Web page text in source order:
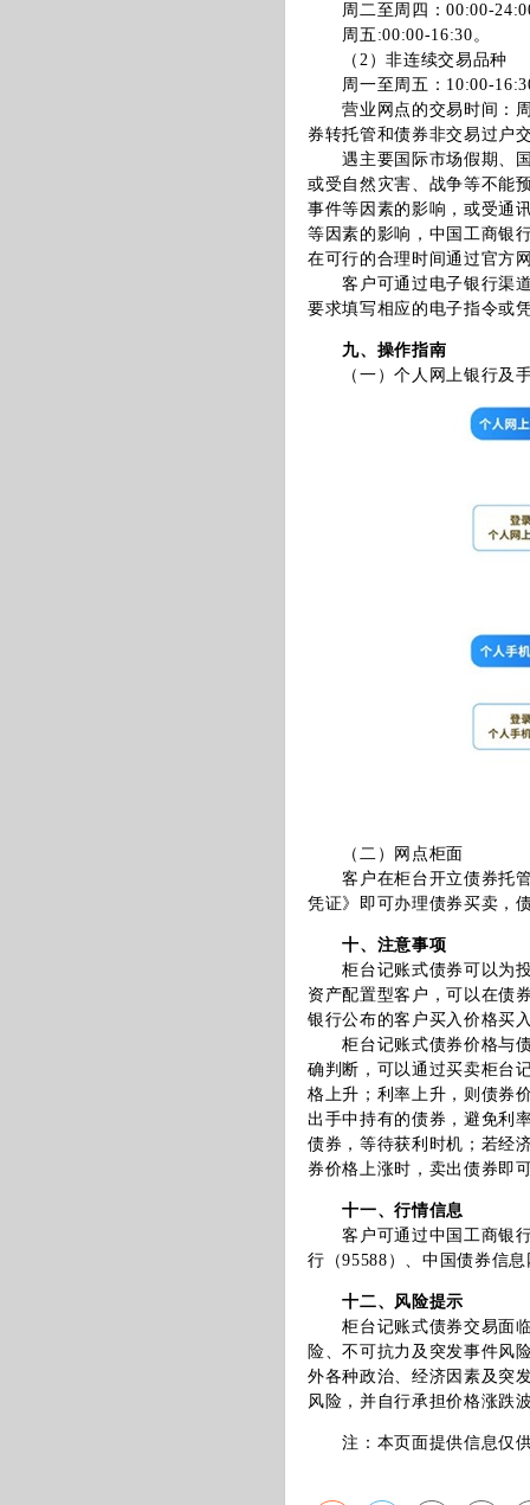
周二至周四：00:00-
周五:00:00-16:30。
（2）非连续交易品种
周一至周五：10:00-
营业网点的交易时间：周
券转托管和债券非交易过户
遇主要国际市场假期、国
或受自然灾害、战争等不能
事件等因素的影响，或受通
等因素的影响，中国工商银
在可行的合理时间通过官方
客户可通过电子银行渠道
要求填写相应的电子指令或
九、操作指南
（一）个人网上银行及
（二）网点柜面
客户在柜台开立债券托管
凭证》即可办理债券买卖，
十、注意事项
柜台记账式债券可以为投
资产配置型客户，可以在债
银行公布的客户买入价格买
柜台记账式债券价格与债
确判断，可以通过买卖柜台
格上升；利率上升，则债券
出手中持有的债券，避免利
债券，等待获利时机；若经
券价格上涨时，卖出债券即
十一、行情信息
客户可通过中国工商银行
行（95588）、中国债券信
十二、风险提示
柜台记账式债券交易面临
险、不可抗力及突发事件风
外各种政治、经济因素及突
风险，并自行承担价格涨跌
注：本页面提供信息仅供